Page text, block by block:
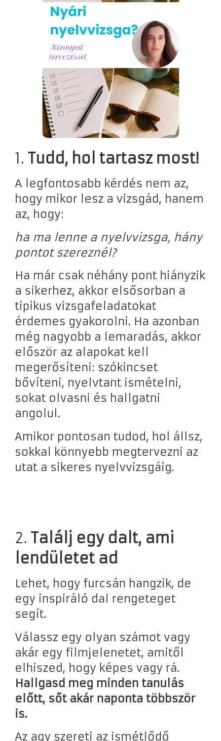
1. Tudd, hol tartasz most!
A legfontosabb kérdés nem az,
hogy mikor lesz a vizsgád, hanem
az, hogy:
ha ma lenne a nyelvvizsga, hány
pontot szereznél?
Ha már csak néhány pont hiányzik
a sikerhez, akkor elsősorban a
tipikus vizsgafeladatokat
érdemes gyakorolni. Ha azonban
még nagyobb a lemaradás, akkor
először az alapokat kell
megerősíteni: szókincset
bővíteni, nyelvtant ismételni,
sokat olvasni és hallgatni
angolul.
Amikor pontosan tudod, hol állsz,
sokkal könnyebb megtervezni az
utat a sikeres nyelvvizsgáig.
2. Találj egy dalt, ami
lendületet ad
Lehet, hogy furcsán hangzik, de
egy inspiráló dal rengeteget
segít.
Válassz egy olyan számot vagy
akár egy filmjelenetet, amitől
elhiszed, hogy képes vagy rá.
Hallgasd meg minden tanulás
előtt, sőt akár naponta többször
is.
Az agy szereti az ismétlődő